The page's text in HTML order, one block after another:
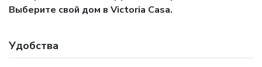
Выберите свой дом в Victoria Casa.
Удобства